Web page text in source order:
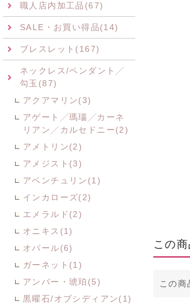
職人店内加工品(67)
SALE・お買い得品(14)
ブレスレット(167)
ネックレス/ペンダント╱
勾玉(87)
アクアマリン(3)
アゲート╱瑪瑙╱カーネ
リアン╱カルセドニー(2)
アメトリン(2)
アメジスト(3)
アベンチュリン(1)
インカローズ(2)
エメラルド(2)
オニキス(1)
オパール(6)
ガーネット(1)
アンバー・琥珀(5)
黒曜石/オブシディアン(1)
この
この商